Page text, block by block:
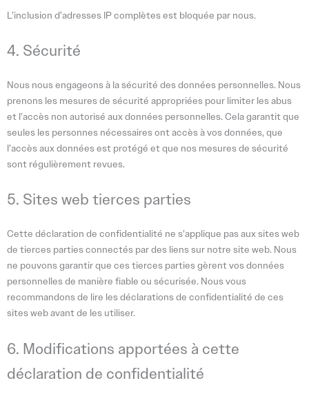
L’inclusion d’adresses IP complètes est bloquée par nous.
4. Sécurité
Nous nous engageons à la sécurité des données personnelles. Nous
prenons les mesures de sécurité appropriées pour limiter les abus
et l’accès non autorisé aux données personnelles. Cela garantit que
seules les personnes nécessaires ont accès à vos données, que
l’accès aux données est protégé et que nos mesures de sécurité
sont régulièrement revues.
5. Sites web tierces parties
Cette déclaration de confidentialité ne s’applique pas aux sites web
de tierces parties connectés par des liens sur notre site web. Nous
ne pouvons garantir que ces tierces parties gèrent vos données
personnelles de manière fiable ou sécurisée. Nous vous
recommandons de lire les déclarations de confidentialité de ces
sites web avant de les utiliser.
6. Modifications apportées à cette
déclaration de confidentialité